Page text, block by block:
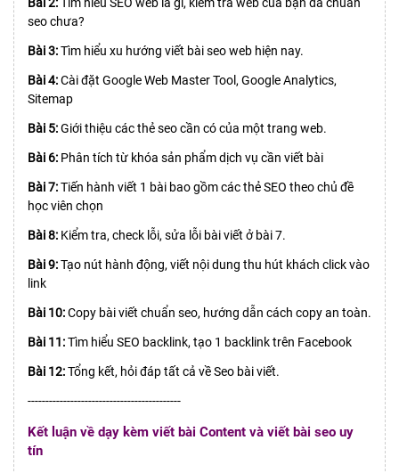
seo chưa?
Bài 3:Tìm hiểu xu hướng viết bài seo web hiện nay.
Bài 4:Cài đặt Google Web Master Tool, Google Analytics,
Sitemap
Bài 5:Giới thiệu các thẻ seo cần có của một trang web.
Bài 6: Phân tích từ khóa sản phẩm dịch vụ cần viết bài
Bài 7:Tiến hành viết 1 bài bao gồm các thẻ SEO theo chủ đề
học viên chọn
Bài 8: Kiểm tra, check lỗi, sửa lỗi bài viết ở bài 7.
Bài 9:Tạo nút hành động, viết nội dung thu hút khách click vào
link
Bài 10:Copy bài viết chuẩn seo, hướng dẫn cách copy an toàn.
Bài 11:Tìm hiểu SEO backlink, tạo 1 backlink trên Facebook
Bài 12:Tổng kết, hỏi đáp tất cả về Seo bài viết.
-------------------------------------------
Kết luận về dạy kèm viết bài Content và viết bài seo uy
tín